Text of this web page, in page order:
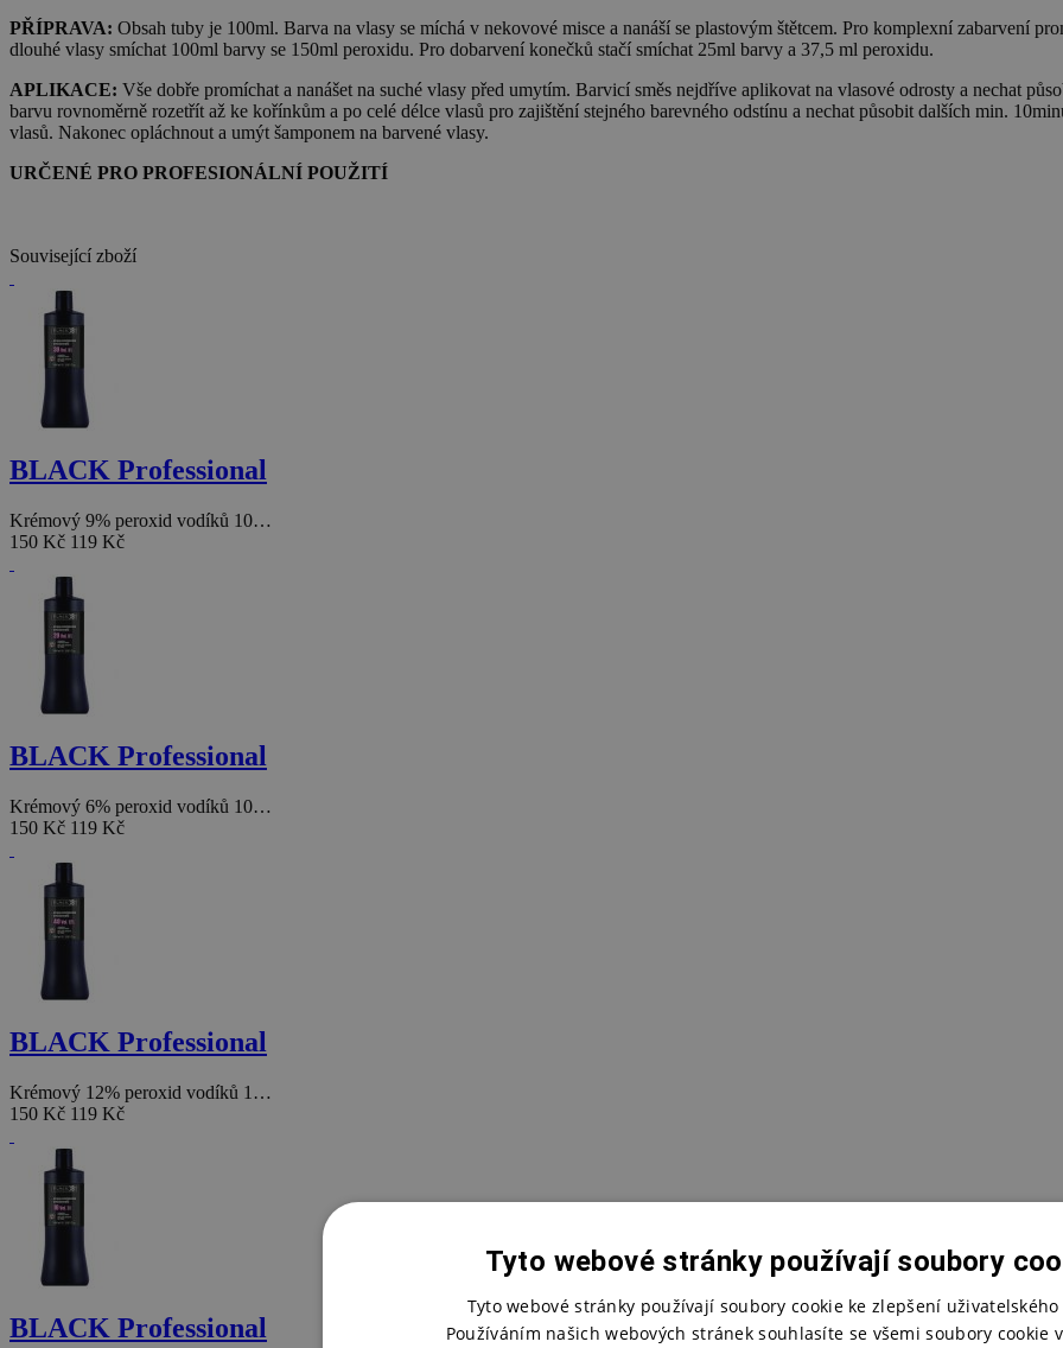
PŘÍPRAVA: Obsah tuby je 100ml. Barva na vlasy se míchá v nekovové misce a nanáší se plastovým štětcem. Pro komplexní zabarvení
dlouhé vlasy smíchat 100ml barvy se 150ml peroxidu. Pro dobarvení konečků stačí smíchat 25ml barvy a 37,5 ml peroxidu.
APLIKACE: Vše dobře promíchat a nanášet na suché vlasy před umytím. Barvicí směs nejdříve aplikovat na vlasové odrosty a nechat
barvu rovnoměrně rozetřít až ke kořínkům a po celé délce vlasů pro zajištění stejného barevného odstínu a nechat působit dalších min.
vlasů. Nakonec opláchnout a umýt šamponem na barvené vlasy.
URČENÉ PRO PROFESIONÁLNÍ POUŽITÍ
Související zboží
BLACK Professional
Krémový 9% peroxid vodíků 10…
150 Kč 119 Kč
BLACK Professional
Krémový 6% peroxid vodíků 10…
150 Kč 119 Kč
BLACK Professional
Krémový 12% peroxid vodíků 1…
150 Kč 119 Kč
BLACK Professional
Tyto webové stránky používají soubory
Tyto webové stránky používají soubory cookie ke zlepšení
Používáním našich webových stránek souhlasíte se všemi soubory cookie